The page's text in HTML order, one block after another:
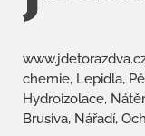
chemie, Lepidla,
Hydroizolace,
Brusiva, Nářadí,